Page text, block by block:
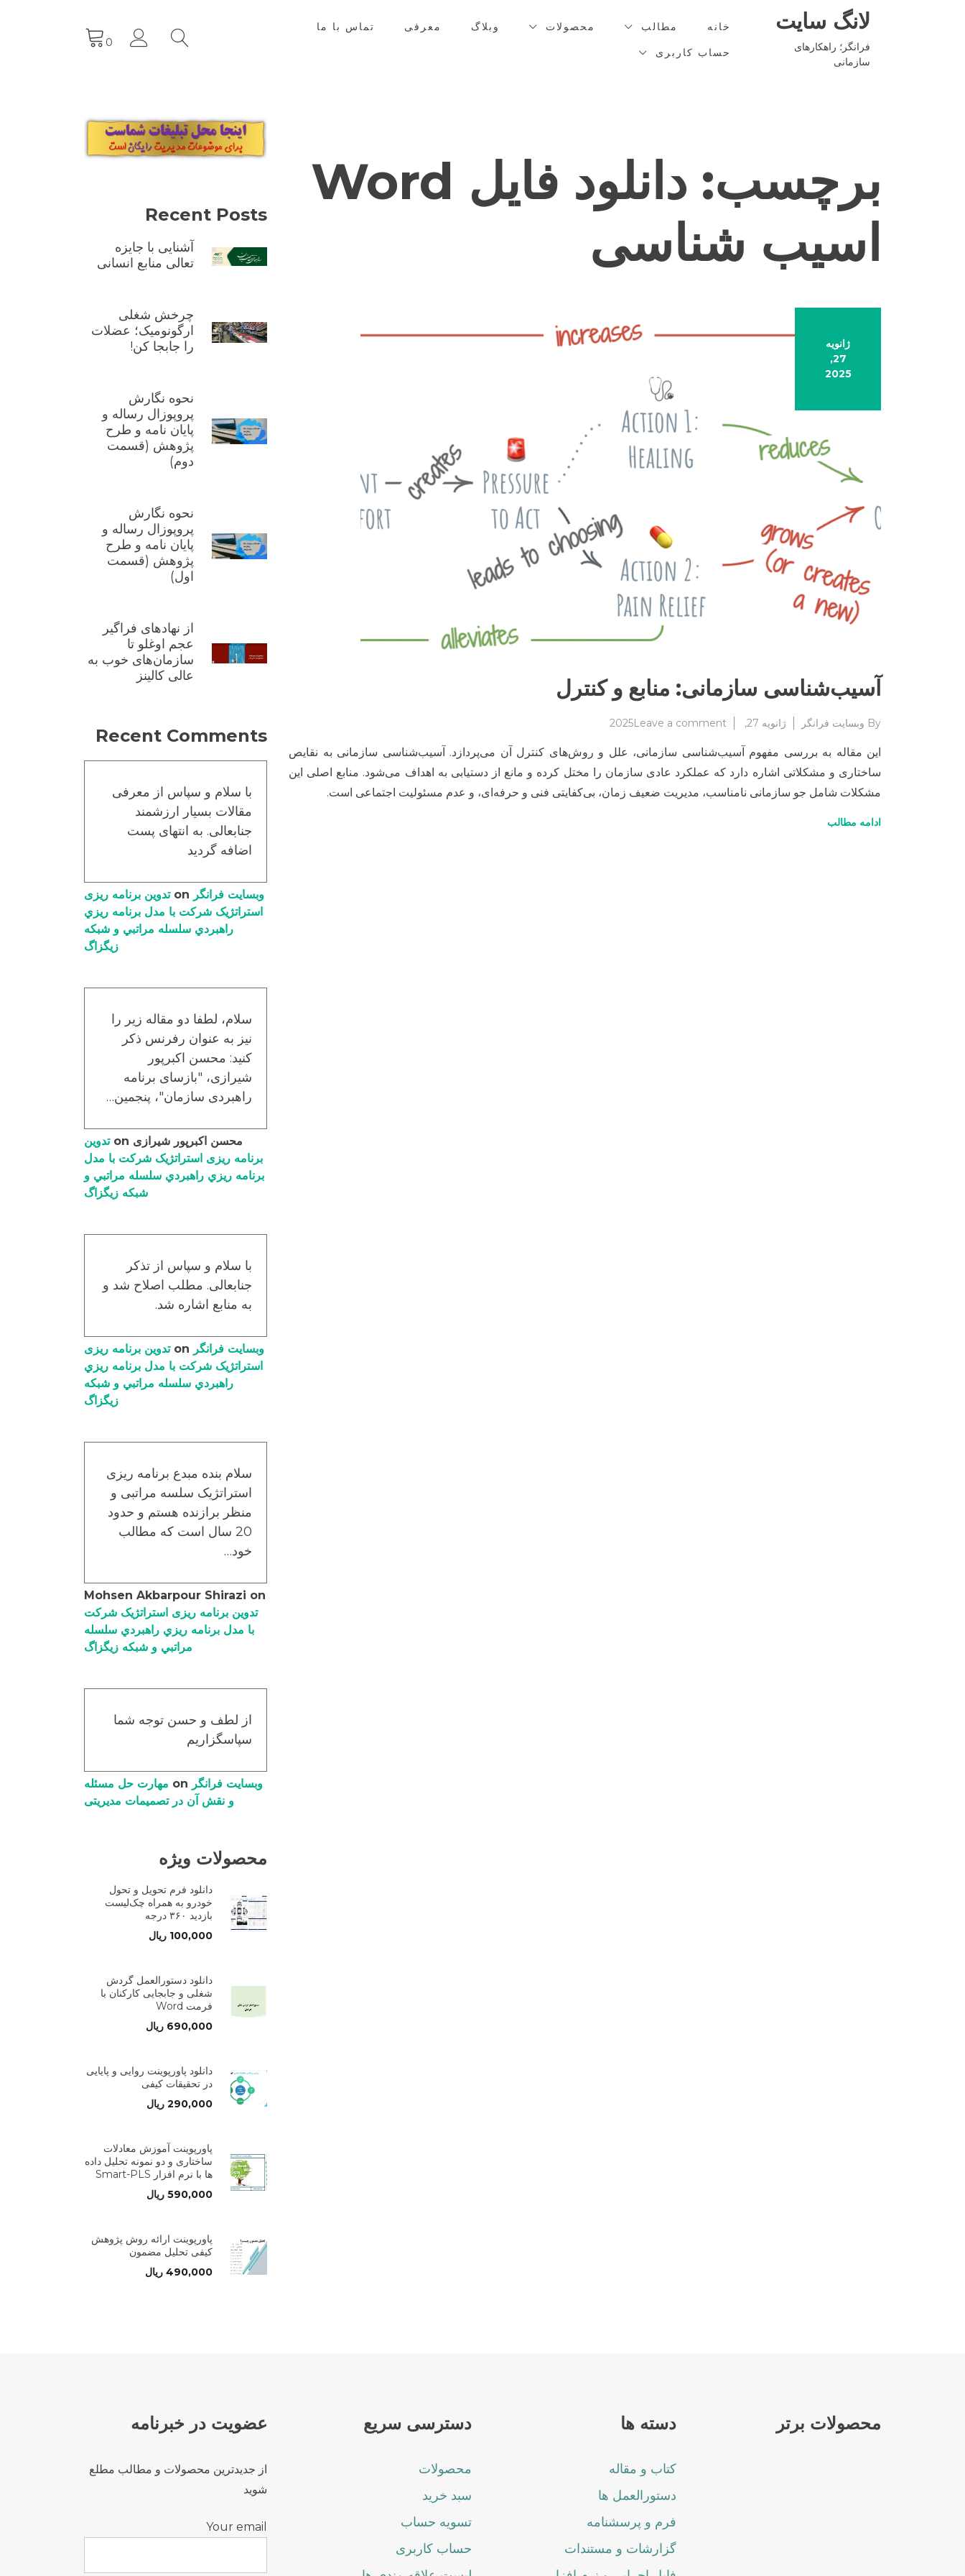
لانگ سایت
فرانگر؛ راهکارهای
سازمانی
خانه مطالب محصولات وبلاگ معرفی
تماس با ما
حساب کاربری
0
برچسب:
دانلود فایل Word
اسیب شناسی
ژانویه
27,
2025
آسیب‌شناسی سازمانی: منابع و کنترل
By وبسایت فرانگر ژانویه 27, 2025 Leave a comment
on
سازمانی:
منابع
و
کنترل
این مقاله به بررسی مفهوم آسیب‌شناسی سازمانی، علل و روش‌های کنترل آن می‌پردازد. آسیب‌شناسی سازمانی به نقایص
ساختاری و مشکلاتی اشاره دارد که عملکرد عادی سازمان را مختل کرده و مانع از دستیابی به اهداف می‌شود. منابع اصلی این
مشکلات شامل جو سازمانی نامناسب، مدیریت ضعیف زمان، بی‌کفایتی فنی و حرفه‌ای، و عدم مسئولیت اجتماعی است.
ادامه مطالب
Recent Posts
آشنایی با جایزه
تعالی منابع انسانی
چرخش شغلی
ارگونومیک؛ عضلات
را جابجا کن!
نحوه نگارش
پروپوزال رساله و
پایان نامه و طرح
پژوهش (قسمت
دوم)
نحوه نگارش
پروپوزال رساله و
پایان نامه و طرح
پژوهش (قسمت
اول)
از نهادهای فراگیر
عجم اوغلو تا
سازمان‌های خوب به
عالی کالینز
Recent Comments
با سلام و سپاس از معرفی
مقالات بسیار ارزشمند
جنابعالی. به انتهای پست
اضافه گردید
وبسایت فرانگر
تدوین برنامه ریزی
استراتژیک شرکت با مدل برنامه ریزي
راهبردي سلسله مراتبي و شبکه
زیگزاگ
سلام، لطفا دو مقاله زیر را
نیز به عنوان رفرنس ذکر
کنید: محسن اکبرپور
شیرازی، "بازسای برنامه
راهبردی سازمان"، پنجمین…
محسن اکبرپور شیرازی
تدوین
برنامه ریزی استراتژیک شرکت با مدل
برنامه ریزي راهبردي سلسله مراتبي و
شبکه زیگزاگ
با سلام و سپاس از تذکر
جنابعالی. مطلب اصلاح شد و
به منابع اشاره شد.
وبسایت فرانگر
تدوین برنامه ریزی
استراتژیک شرکت با مدل برنامه ریزي
راهبردي سلسله مراتبي و شبکه
زیگزاگ
سلام بنده مبدع برنامه ریزی
استراتژیک سلسه مراتبی و
منظر برازنده هستم و حدود
20 سال است که مطالب
خود…
Mohsen Akbarpour Shirazi on
تدوین برنامه ریزی استراتژیک شرکت
با مدل برنامه ریزي راهبردي سلسله
مراتبي و شبکه زیگزاگ
از لطف و حسن توجه شما
سپاسگزاریم
وبسایت فرانگر
مهارت حل مسئله
و نقش آن در تصمیمات مدیریتی
محصولات ویژه
دانلود فرم تحویل و تحول
خودرو به همراه چک‌لیست
بازدید ۳۶۰ درجه
100,000 ریال
دانلود دستورالعمل گردش
شغلی و جابجایی کارکنان با
فرمت Word
690,000 ریال
دانلود پاورپوینت روایی و پایایی
در تحقیقات کیفی
290,000 ریال
پاورپوینت آموزش معادلات
ساختاری و دو نمونه تحلیل داده
ها با نرم افزار Smart-PLS
590,000 ریال
پاورپوینت ارائه روش پژوهش
کیفی تحلیل مضمون
490,000 ریال
محصولات برتر دسته ها
کتاب و مقاله
دستورالعمل ها
فرم و پرسشنامه
گزارشات و مستندات
دسترسی سریع
محصولات
سبد خرید
تسویه حساب
حساب کاربری
عضویت در خبرنامه
از جدیدترین محصولات و مطالب مطلع
شوید
Your email